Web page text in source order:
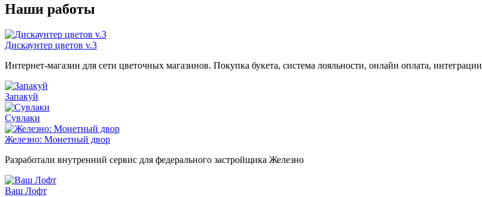
Наши работы
Дискаунтер цветов v.3
Интернет-магазин для сети цветочных магазинов. Покупка букета, система лояльности, онлайн оплата, интеграции
Запакуй
Сувлаки
Железно: Монетный двор
Разработали внутренний сервис для федерального застройщика Железно
Ваш Лофт